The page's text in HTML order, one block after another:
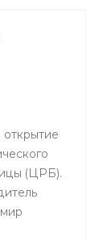
открытие
(ЦРБ).